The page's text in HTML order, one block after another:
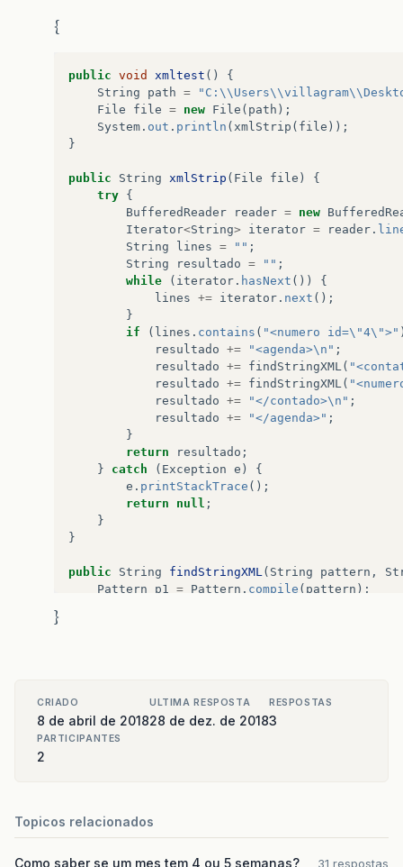
{
public void xmltest ()
{
String
path =
File
file = new File ( path );
System . out . println ( xmlStrip ( file ));
}
public String xmlStrip ( File file )
{
try {
BufferedReader
reader = new
Iterator<String> iterator = reader .
String
lines = "" ;
String
resultado = "" ;
while
( iterator . hasNext ())
{
lines += iterator . next ();
}
if
( lines . contains ( "<numero id=\"4\">"
resultado += "<agenda>\n" ;
resultado += findStringXML (
resultado += findStringXML (
resultado += "</contado>\n" ;
resultado += "</agenda>" ;
}
return
resultado ;
}
catch ( Exception e )
{
e . printStackTrace ();
return
null ;
}
}
public String findStringXML ( String pattern ,
Pattern
p1 = Pattern . compile ( pattern );
}
}
CRIADO
8 de abril de 2018
ULTIMA RESPOSTA
28 de dez. de 2018
RESPOSTAS
3
PARTICIPANTES
2
Topicos relacionados
Como saber se um mes tem 4 ou 5 semanas? 31 respostas